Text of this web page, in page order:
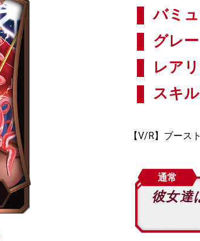
バミ
グレ
レア
スキ
【V/R】ブース
通常
彼女達